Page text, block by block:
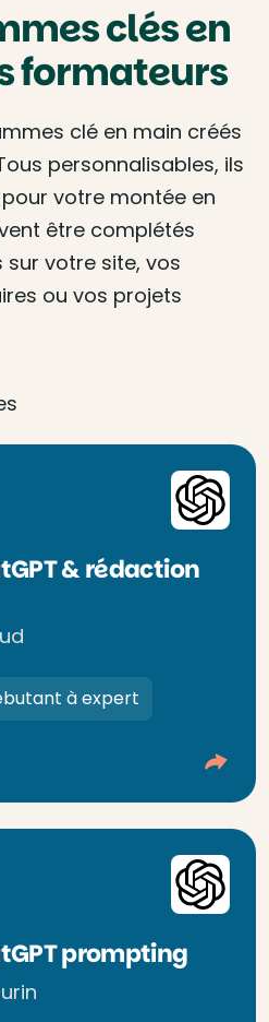
clés en
formateurs
clé en main créés
personnalisables, ils
votre montée en
être complétés
sur votre site, vos
ou vos projets
& rédaction
à expert
prompting